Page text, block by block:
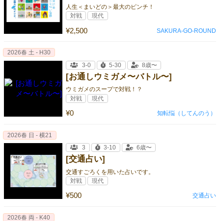
人生＜まいどの＞最大のピンチ！
¥2,500
対戦 現代
SAKURA-GO-ROUND
[お通しウミガメ〜バトル〜]
ウミガメのスープで対戦！？
¥0
2026春 土 - H30
3-0
5-30 8歳〜
対戦 現代
知転悩（してんのう）
[交通占い]
交通すごろくを用いた占いです。
¥500
2026春 日 - 横21
3
3-10 6歳〜
対戦 現代
交通占い
2026春 両 - K40